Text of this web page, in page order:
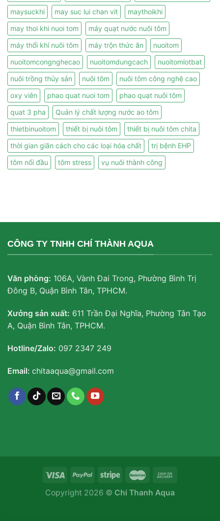
maysuckhi
may suc lui chan vit
maythoikhi
may thoi khi nuoi tom
máy quạt nước nuôi tôm
máy thổi khí nuôi tôm
máy trộn thức ăn
nuoitom
nuoitomcongnghecao
nuoitomdungcach
nuoitomlotbat
nuôi trồng thủy sản
nuôi tôm
nuôi tôm công nghệ cao
oxy viên
phao quat nuoi tom
phao quạt nuôi tôm
quat 3 pha
Quản lý chất lượng nước ao tôm
thietbinuoitom
thiết bị nuôi tôm
thiết bị nuôi tôm chita
thời gian giãn cách cho các loại hóa chất
trị bệnh EHP
tôm nổi đầu
tôm stress vụ nuôi thành công
CÔNG TY TNHH CHÍ THÀNH AQUA
Văn phòng: 106A, Vành Đai Trong, Phường Bình Trị
Đông B, Quận Bình Tân, TPHCM.
Xưởng sản xuất: 611 Trần Đại Nghĩa, Phường Tân Tạo
A, Quận Bình Tân, TPHCM.
Hotline/Zalo: 097 2347 249
Email: chitaaqua@gmail.com
Copyright 2026 © Chi Thanh Aqua